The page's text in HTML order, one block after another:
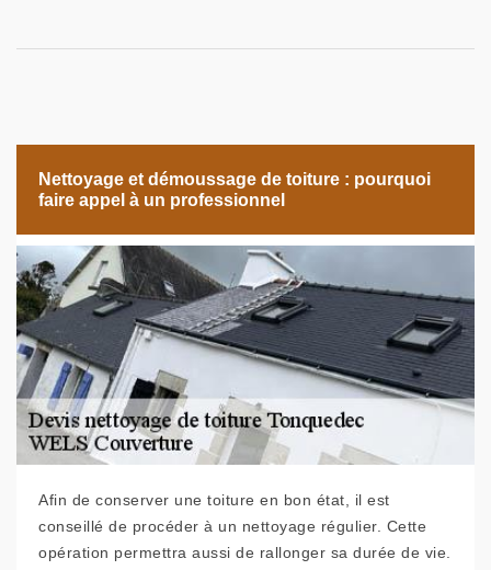
Nettoyage et démoussage de toiture : pourquoi
faire appel à un professionnel
Afin de conserver une toiture en bon état, il est
conseillé de procéder à un nettoyage régulier. Cette
opération permettra aussi de rallonger sa durée de vie.